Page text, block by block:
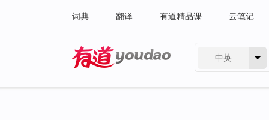
词典 翻译 有道精品课 云笔记
中英